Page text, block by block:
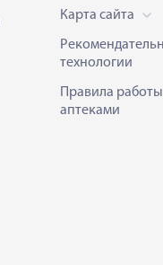
Карта сайта
технологии
Правила работы
аптеками